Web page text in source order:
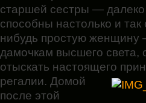
старшей сестры —
способны настолько и
нибудь простую женщину
дамочкам высшего света,
отыскать настоящего
регалии. Домой
после этой